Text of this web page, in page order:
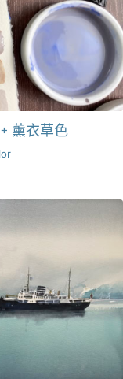
薰衣草色